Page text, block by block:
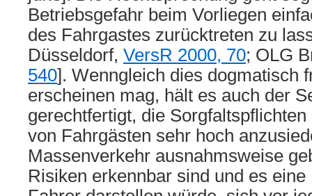
Betriebsgefahr beim Vorliegen
des Fahrgastes zurücktreten zu
Düsseldorf, VersR 2000, 70; OLG
540]. Wenngleich dies dogmatisch
erscheinen mag, hält es auch der
gerechtfertigt, die
von Fahrgästen sehr hoch
Massenverkehr ausnahmsweise
Risiken erkennbar sind und es